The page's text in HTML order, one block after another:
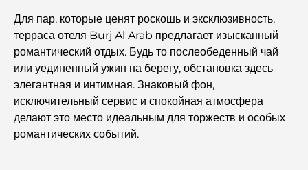
школам столицы
Restaurants in Abu Dhabi: A Tasty Tour of the
Capital
Фитнес-центры в Абу-Даби: ваш путеводитель по
лучшим местам для занятий спортом в городе.
Для пар, которые ценят роскошь и эксклюзивность,
терраса отеля Burj Al Arab предлагает изысканный
романтический отдых. Будь то послеобеденный чай
или уединенный ужин на берегу, обстановка здесь
элегантная и интимная. Знаковый фон,
исключительный сервис и спокойная атмосфера
делают это место идеальным для торжеств и особых
романтических событий.